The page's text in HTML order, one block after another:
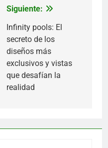
Siguiente:
Infinity pools: El
secreto de los
diseños más
exclusivos y vistas
que desafían la
realidad